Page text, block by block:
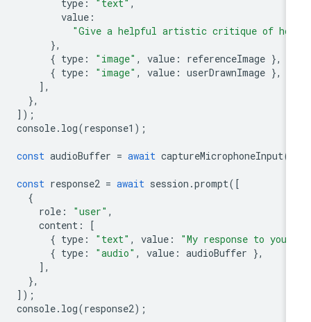
type : "text"
value
"Give a helpful artistic critique of
{ type : "image", value: referenceImage
{ type : "image", value: userDrawnImage
console.log(response1
const audioBuffer = await captureMicrophoneInput
const response2 = await session.prompt
role: "user"
content
{ type : "text", value: "My response to
{ type: "audio", value: audioBuffer
console.log(response2